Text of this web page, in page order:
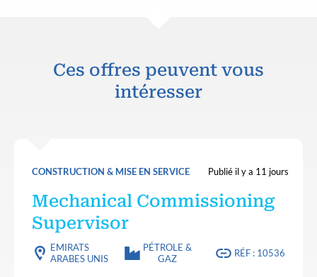
Ces offres peuvent vous
intéresser
CONSTRUCTION & MISE EN SERVICE Publié il y a 11 jours
Mechanical Commissioning
Supervisor
EMIRATS
ARABES UNIS
PÉTROLE &
GAZ
RÉF : 10536